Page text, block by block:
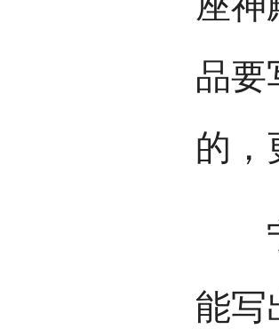
品要
的，
宁
能写